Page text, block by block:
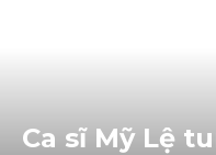
Ca sĩ Mỹ Lệ